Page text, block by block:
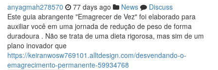
anyagmah278570 77 days ago News
Discuss
Este guia abrangente "Emagrecer de Vez" foi elaborado para
auxiliar você em uma jornada de redução de peso de forma
duradoura . Não se trata de uma dieta rigorosa, mas sim de um
plano inovador que
https://keiranwosw769101.alltdesign.com/desvendando-o-
emagrecimento-permanente-59934768